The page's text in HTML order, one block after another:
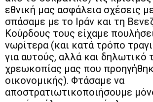
εθνική μας ασφάλεια σχέσεις
σπάσαμε με το Ιράν και τη
Κούρδους τους είχαμε
νωρίτερα (και κατά τρόπο
για αυτούς, αλλά και δηλωτικό
χρεωκοπίας μας που
οικονομικής). Φτάσαμε να
αποστρατιωτικοποιήσουμε